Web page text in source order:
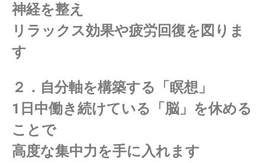
神経を整え
リラックス効果や疲労回復を図りま
す
２．自分軸を構築する「瞑想」
1日中働き続けている「脳」を休める
ことで
高度な集中力を手に入れます